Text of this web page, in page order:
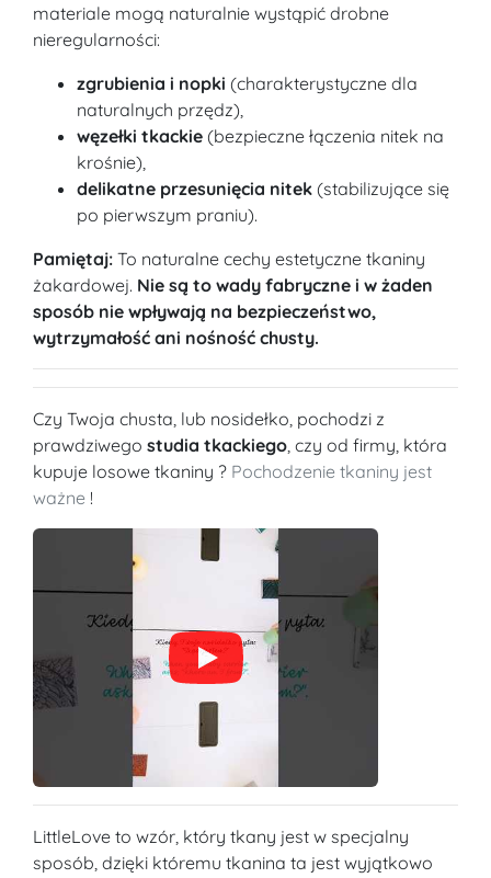
materiale mogą naturalnie wystąpić drobne
nieregularności:
zgrubienia i nopki (charakterystyczne dla
naturalnych przędz),
węzełki tkackie (bezpieczne łączenia nitek na
krośnie),
delikatne przesunięcia nitek (stabilizujące się
po pierwszym praniu).
Pamiętaj: To naturalne cechy estetyczne tkaniny
żakardowej. Nie są to wady fabryczne i w żaden
sposób nie wpływają na bezpieczeństwo,
wytrzymałość ani nośność chusty.
Czy Twoja chusta, lub nosidełko, pochodzi z
prawdziwego studia tkackiego , czy od firmy, która
kupuje losowe tkaniny ? Pochodzenie tkaniny jest
ważne !
LittleLove to wzór, który tkany jest w specjalny
sposób, dzięki któremu tkanina ta jest wyjątkowo